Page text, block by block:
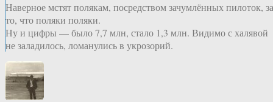
Наверное мстят полякам, посредством зачумлённых пилоток, за
то, что поляки поляки.
Ну и цифры — было 7,7 млн, стало 1,3 млн. Видимо с халявой
не заладилось, ломанулись в укрозорий.